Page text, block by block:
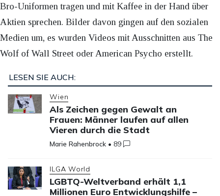
Bro-Uniformen tragen und mit Kaffee in der Hand über
Aktien sprechen. Bilder davon gingen auf den sozialen
Medien um, es wurden Videos mit Ausschnitten aus The
Wolf of Wall Street oder American Psycho erstellt.
LESEN SIE AUCH:
Wien
Als Zeichen gegen Gewalt an
Frauen: Männer laufen auf allen
Vieren durch die Stadt
Marie Rahenbrock • 89
ILGA World
LGBTQ-Weltverband erhält 1,1
Millionen Euro Entwicklungshilfe –